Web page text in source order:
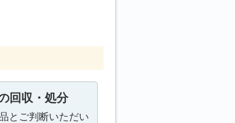
回収・処分
とご判断いただい